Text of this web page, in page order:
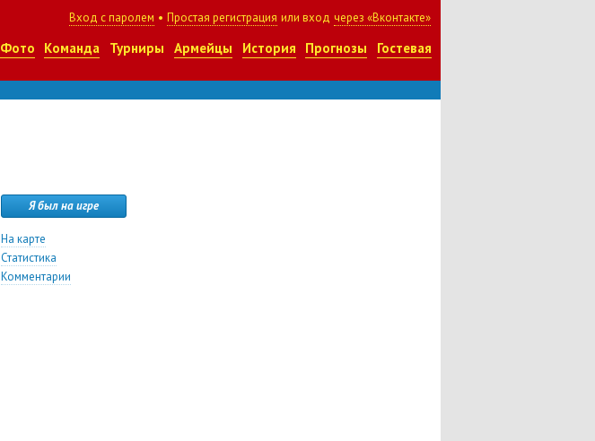
Вход с паролем • Простая регистрация или вход через «Вконтакте»
Фото Команда Турниры Армейцы История Прогнозы Гостевая
Я был на игре
На карте
Статистика
Комментарии